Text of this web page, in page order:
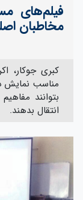
فیلم‌های
مخاطبان
کبری جوکار،
مناسب نمایش
بتوانند
انتقال بدهند.